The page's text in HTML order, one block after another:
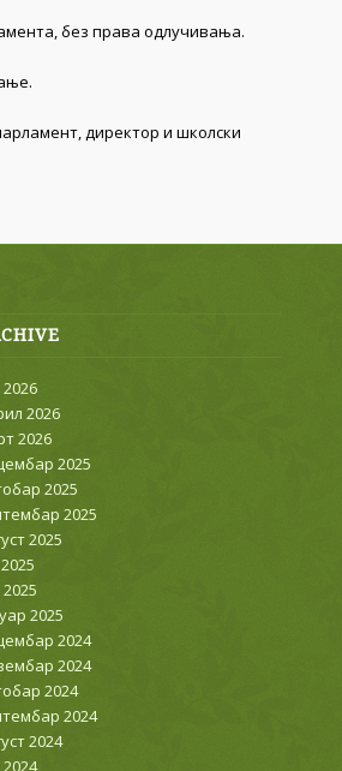
без права одлучивања.
директор и школски
2026
2026
2026
2025
2025
2025
2025
2025
2025
2024
2024
2024
2024
2024
2024